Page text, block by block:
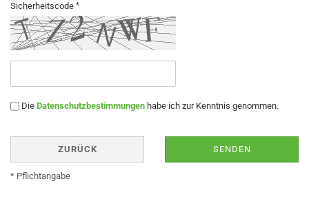
Sicherheitscode
Die Datenschutzbestimmungen habe ich zur Kenntnis genommen.
ZURÜCK SENDEN
* Pflichtangabe